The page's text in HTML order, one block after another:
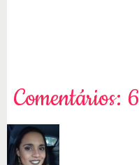
Comentários: 6